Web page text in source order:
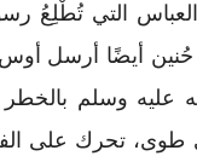
التي تُطْلِعُ
أيضًا أرسل أوس
عليه وسلم بالخطر
تحرك على